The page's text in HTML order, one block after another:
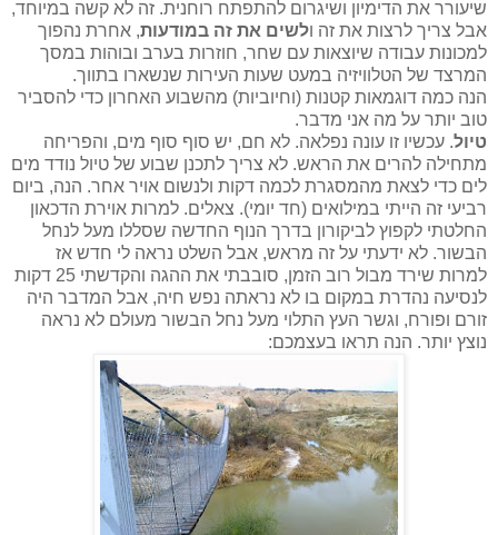
שיעורר את הדימיון ושיגרום להתפתח רוחנית. זה לא קשה במיוחד,
אבל צריך לרצות את זה ולשים את זה במודעות, אחרת נהפוך
למכונות עבודה שיוצאות עם שחר, חוזרות בערב ובוהות במסך
המרצד של הטלוויזיה במעט שעות העירות שנשארו בתווך.
הנה כמה דוגמאות קטנות (וחיוביות) מהשבוע האחרון כדי להסביר
טוב יותר על מה אני מדבר.
טיול. עכשיו זו עונה נפלאה. לא חם, יש סוף סוף מים, והפריחה
מתחילה להרים את הראש. לא צריך לתכנן שבוע של טיול נודד מים
לים כדי לצאת מהמסגרת לכמה דקות ולנשום אויר אחר. הנה, ביום
רביעי זה הייתי במילואים (חד יומי). צאלים. למרות אוירת הדכאון
החלטתי לקפוץ לביקורון בדרך הנוף החדשה שסללו מעל לנחל
הבשור. לא ידעתי על זה מראש, אבל השלט נראה לי חדש אז
למרות שירד מבול רוב הזמן, סובבתי את ההגה והקדשתי 25 דקות
לנסיעה נהדרת במקום בו לא נראתה נפש חיה, אבל המדבר היה
זורם ופורח, וגשר העץ התלוי מעל נחל הבשור מעולם לא נראה
נוצץ יותר. הנה תראו בעצמכם: